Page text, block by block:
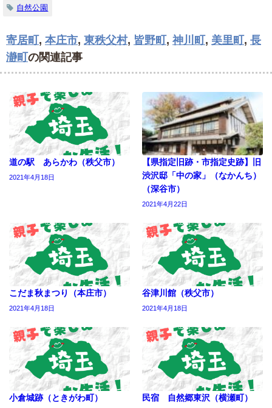
自然公園
寄居町 , 本庄市, 東秩父村, 皆野町 , 神川町 , 美里町 , 長
瀞町 の関連記事
道の駅 あらかわ（秩父市）
2021年4月18日
【県指定旧跡・市指定史跡】旧
渋沢邸「中の家」（なかんち）
（深谷市）
2021年4月22日
こだま秋まつり（本庄市）
2021年4月18日
谷津川館（秩父市）
2021年4月18日
小倉城跡（ときがわ町） 民宿 自然郷東沢（横瀬町）